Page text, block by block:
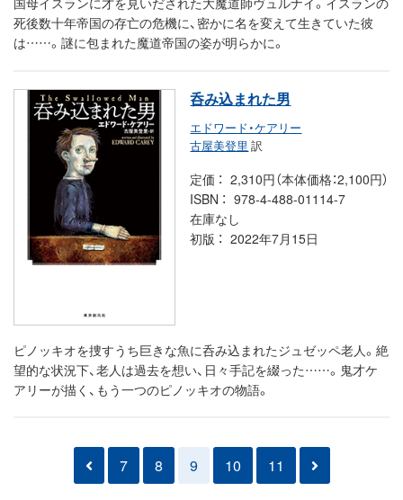
死後数十年帝国の存亡の危機に、密かに名を変えて生きていた彼
は……。謎に包まれた魔道帝国の姿が明らかに。
呑み込まれた男
エドワード・ケアリー
古屋美登里 訳
定価
2,310円（本体価格：2,100円）
ISBN
978-4-488-01114-7
在庫なし
初版
2022年7月15日
ピノッキオを捜すうち巨きな魚に呑み込まれたジュゼッペ老人。絶
望的な状況下、老人は過去を想い、日々手記を綴った……。鬼才ケ
アリーが描く、もう一つのピノッキオの物語。
7 8 9 10 11